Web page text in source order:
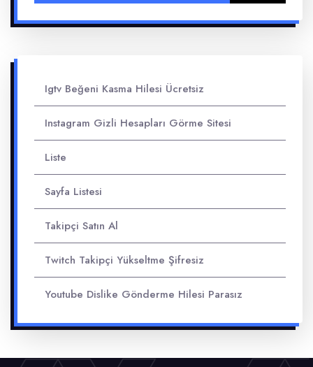
Igtv Beğeni Kasma Hilesi Ücretsiz
Instagram Gizli Hesapları Görme Sitesi
Liste
Sayfa Listesi
Takipçi Satın Al
Twitch Takipçi Yükseltme Şifresiz
Youtube Dislike Gönderme Hilesi Parasız